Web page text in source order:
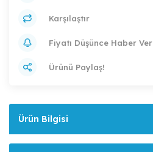
Karşılaştır
Fiyatı Düşünce Haber Ver
Ürünü Paylaş!
Ürün Bilgisi